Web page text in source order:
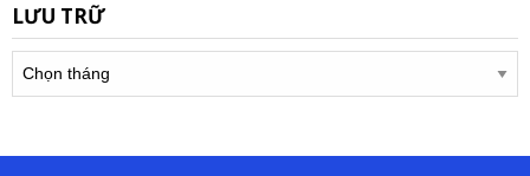
LƯU TRỮ
Lưu
trữ